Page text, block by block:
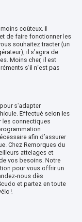
coûteux. Il
de faire fonctionner les
souhaitez tracter (un
il s’agira de
Moins cher, il est
s’il n’est pas
s'adapter
Effectué selon les
les connectiques
afin d’assurer
Chez Remorques du
attelages et
vos besoins. Notre
pour vous offrir un
nous dès
et partez en toute
!